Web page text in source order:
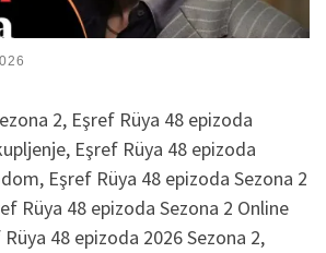
2, Eşref Rüya 48 epizoda
Eşref Rüya 48 epizoda
Eşref Rüya 48 epizoda Sezona 2
Rüya 48 epizoda Sezona 2 Online
48 epizoda 2026 Sezona 2,